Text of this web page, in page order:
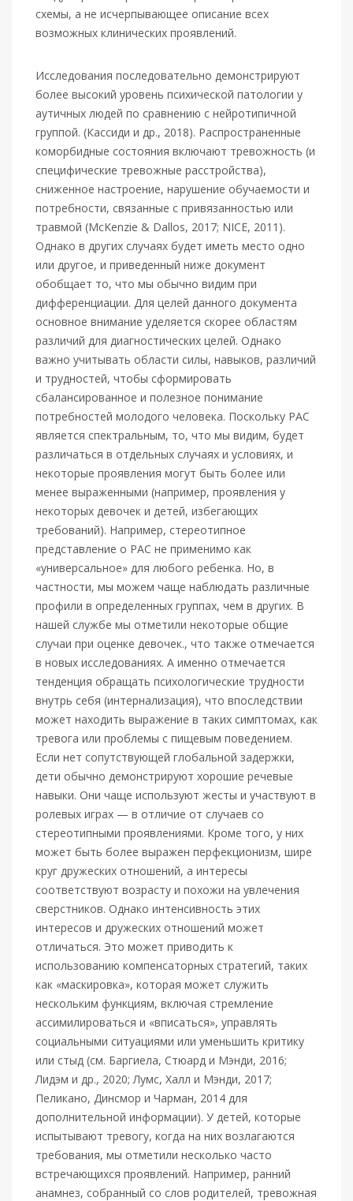
схемы, а не исчерпывающее описание всех
возможных клинических проявлений.
Исследования последовательно демонстрируют
более высокий уровень психической патологии у
аутичных людей по сравнению с нейротипичной
группой. (Кассиди и др., 2018). Распространенные
коморбидные состояния включают тревожность (и
специфические тревожные расстройства),
сниженное настроение, нарушение обучаемости и
потребности, связанные с привязанностью или
травмой (McKenzie & Dallos, 2017; NICE, 2011).
Однако в других случаях будет иметь место одно
или другое, и приведенный ниже документ
обобщает то, что мы обычно видим при
дифференциации. Для целей данного документа
основное внимание уделяется скорее областям
различий для диагностических целей. Однако
важно учитывать области силы, навыков, различий
и трудностей, чтобы сформировать
сбалансированное и полезное понимание
потребностей молодого человека. Поскольку РАС
является спектральным, то, что мы видим, будет
различаться в отдельных случаях и условиях, и
некоторые проявления могут быть более или
менее выраженными (например, проявления у
некоторых девочек и детей, избегающих
требований). Например, стереотипное
представление о РАС не применимо как
«универсальное» для любого ребенка. Но, в
частности, мы можем чаще наблюдать различные
профили в определенных группах, чем в других. В
нашей службе мы отметили некоторые общие
случаи при оценке девочек., что также отмечается
в новых исследованиях. А именно отмечается
тенденция обращать психологические трудности
внутрь себя (интернализация), что впоследствии
может находить выражение в таких симптомах, как
тревога или проблемы с пищевым поведением.
Если нет сопутствующей глобальной задержки,
дети обычно демонстрируют хорошие речевые
навыки. Они чаще используют жесты и участвуют в
ролевых играх — в отличие от случаев со
стереотипными проявлениями. Кроме того, у них
может быть более выражен перфекционизм, шире
круг дружеских отношений, а интересы
соответствуют возрасту и похожи на увлечения
сверстников. Однако интенсивность этих
интересов и дружеских отношений может
отличаться. Это может приводить к
использованию компенсаторных стратегий, таких
как «маскировка», которая может служить
нескольким функциям, включая стремление
ассимилироваться и «вписаться», управлять
социальными ситуациями или уменьшить критику
или стыд (см. Баргиела, Стюард и Мэнди, 2016;
Лидэм и др., 2020; Лумс, Халл и Мэнди, 2017;
Пеликано, Динсмор и Чарман, 2014 для
дополнительной информации). У детей, которые
испытывают тревогу, когда на них возлагаются
требования, мы отметили несколько часто
встречающихся проявлений. Например, ранний
анамнез, собранный со слов родителей, тревожная